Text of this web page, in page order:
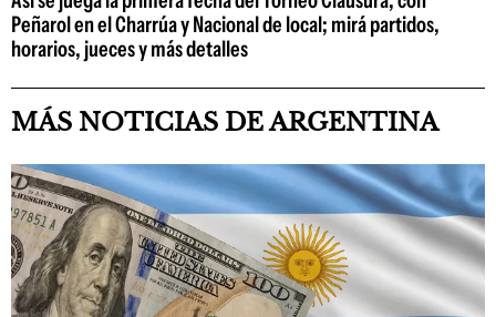
Peñarol en el Charrúa y Nacional de local; mirá partidos,
horarios, jueces y más detalles
MÁS NOTICIAS DE ARGENTINA